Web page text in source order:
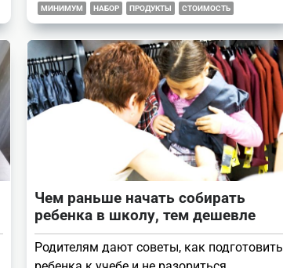
МИНИМУМ НАБОР ПРОДУКТЫ СТОИМОСТЬ
Чем раньше начать собирать
ребенка в школу, тем дешевле
Родителям дают советы, как подготовить